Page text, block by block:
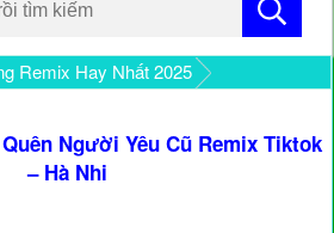
Remix Hay Nhất 2025
Người Yêu Cũ Remix Tiktok
– Hà Nhi